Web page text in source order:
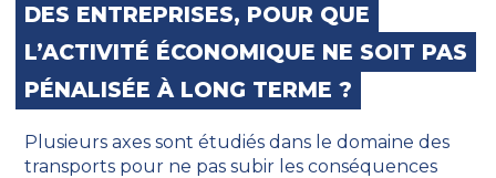
DES ENTREPRISES, POUR QUE
L’ACTIVITÉ ÉCONOMIQUE NE SOIT PAS
PÉNALISÉE À LONG TERME ?
Plusieurs axes sont étudiés dans le domaine des
transports pour ne pas subir les conséquences